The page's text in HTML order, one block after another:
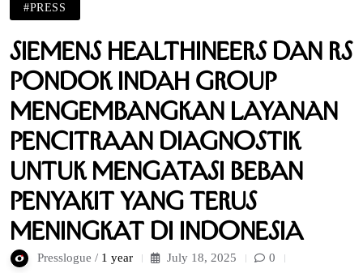
#PRESS
Siemens Healthineers dan RS
Pondok Indah Group
Mengembangkan Layanan
Pencitraan Diagnostik
untuk Mengatasi Beban
Penyakit yang Terus
Meningkat di Indonesia
Presslogue / 1 year July 18, 2025
0